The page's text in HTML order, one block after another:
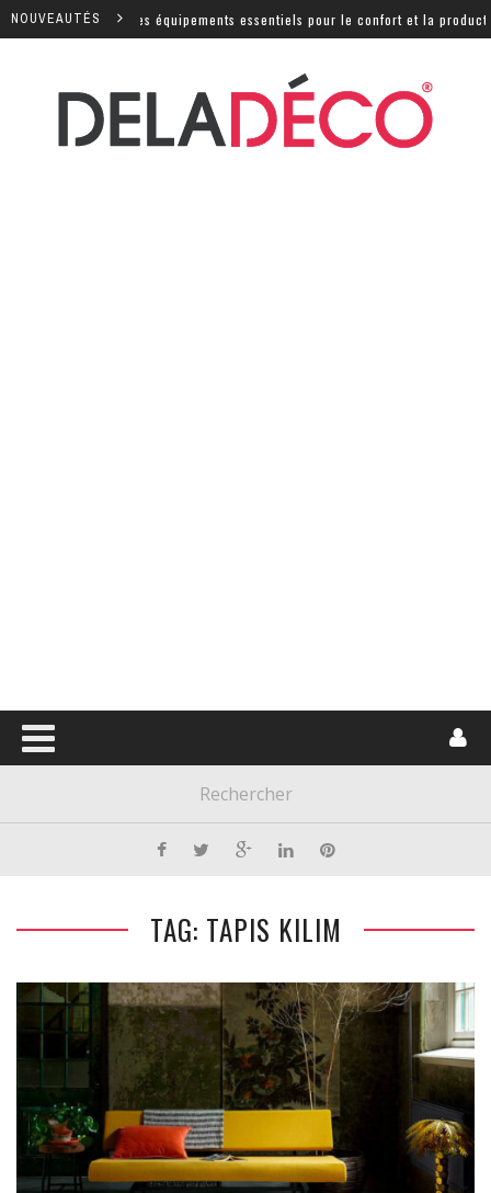
NOUVEAUTÉS
: quels sont les équipements essentiels pour le confort et la
TAG: TAPIS KILIM